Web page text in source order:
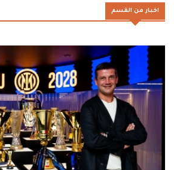
اخبار من القسم